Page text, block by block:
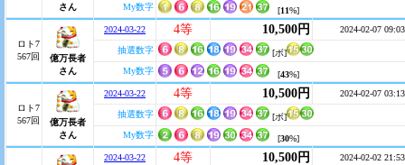
さん
My数字
[11%]
ロト7
567回
億万長者
さん
2024-03-22 4等 10,500円 2024-02-07 09:03
抽選数字
[ボ]
My数字
[43%]
ロト7
567回
億万長者
さん
2024-03-22 4等 10,500円 2024-02-07 03:13
抽選数字
[ボ]
My数字
[30%]
2024-03-22 4等 10,500円 2024-02-02 21:53